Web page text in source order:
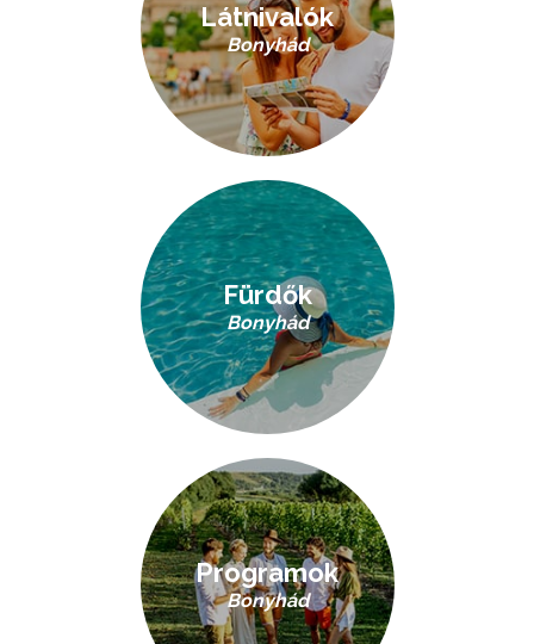
Látnivalók
Bonyhád
Fürdők
Bonyhád
Programok
Bonyhád